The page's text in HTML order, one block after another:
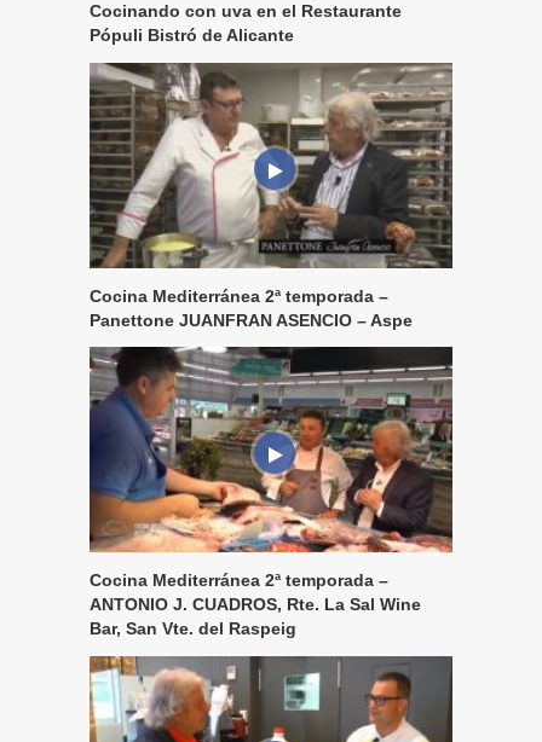
Cocinando con uva en el Restaurante
Pópuli Bistró de Alicante
Cocina Mediterránea 2ª temporada –
Panettone JUANFRAN ASENCIO – Aspe
Cocina Mediterránea 2ª temporada –
ANTONIO J. CUADROS, Rte. La Sal Wine
Bar, San Vte. del Raspeig